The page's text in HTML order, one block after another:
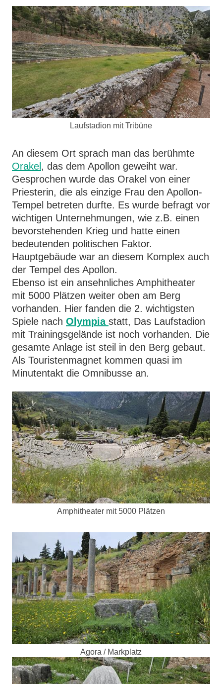
Laufstadion mit Tribüne
An diesem Ort sprach man das berühmte
Orakel , das dem Apollon geweiht war.
Gesprochen wurde das Orakel von einer
Priesterin, die als einzige Frau den Apollon-
Tempel betreten durfte. Es wurde befragt vor
wichtigen Unternehmungen, wie z.B. einen
bevorstehenden Krieg und hatte einen
bedeutenden politischen Faktor.
Hauptgebäude war an diesem Komplex auch
der Tempel des Apollon.
Ebenso ist ein ansehnliches Amphitheater
mit 5000 Plätzen weiter oben am Berg
vorhanden. Hier fanden die 2. wichtigsten
Spiele nach Olympia statt, Das Laufstadion
mit Trainingsgelände ist noch vorhanden. Die
gesamte Anlage ist steil in den Berg gebaut.
Als Touristenmagnet kommen quasi im
Minutentakt die Omnibusse an.
Amphitheater mit 5000 Plätzen
Agora / Markplatz